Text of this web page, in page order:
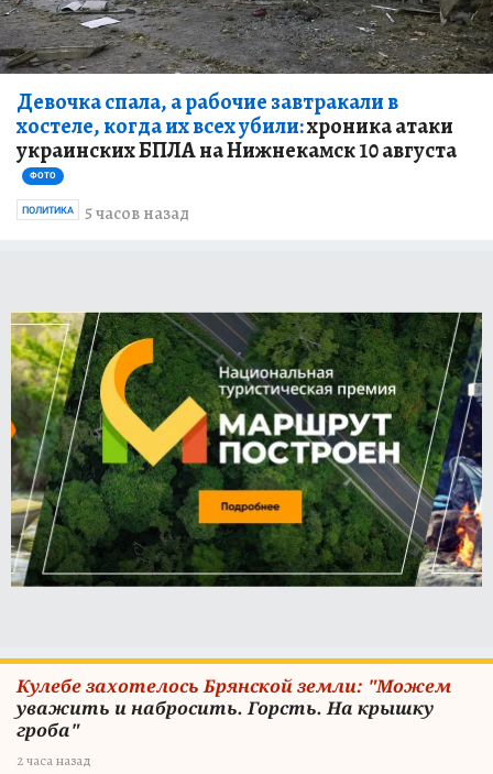
Девочка спала, а рабочие завтракали в
хостеле, когда их всех убили:хроника атаки
украинских БПЛА на Нижнекамск 10 августа
ФОТО
5 часов назад
ПОЛИТИКА
Кулебе захотелось Брянской земли: "Можем
уважить и набросить. Горсть. На крышку
гроба"
2 часа назад